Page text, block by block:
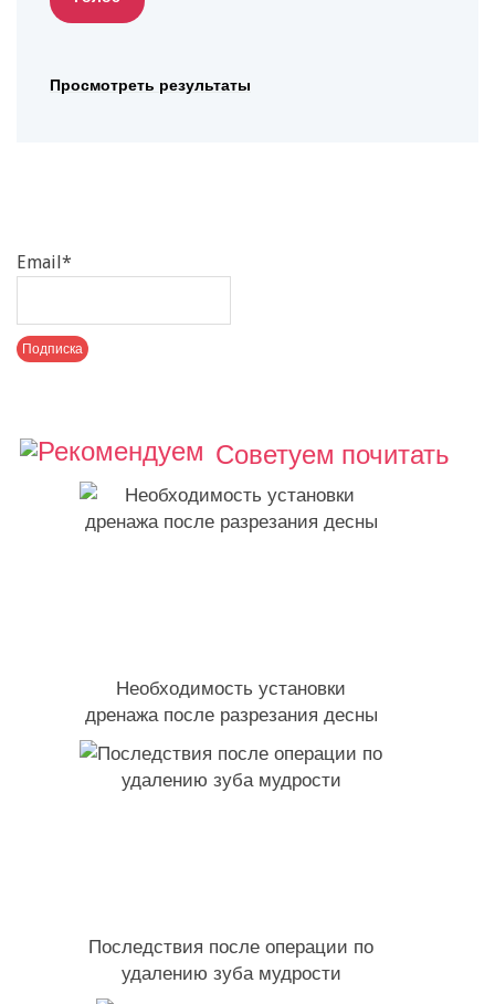
Просмотреть результаты
Email*
Советуем почитать
Необходимость установки
дренажа после разрезания десны
Последствия после операции по
удалению зуба мудрости